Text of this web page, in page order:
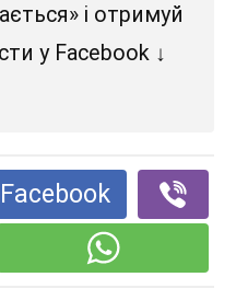
і отримуй
у Facebook ↓